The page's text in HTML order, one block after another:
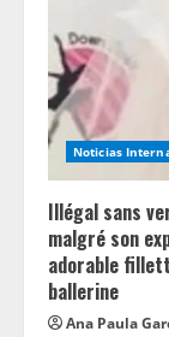
Noticias
Illégal sans
malgré son
adorable
ballerine
Ana Paula